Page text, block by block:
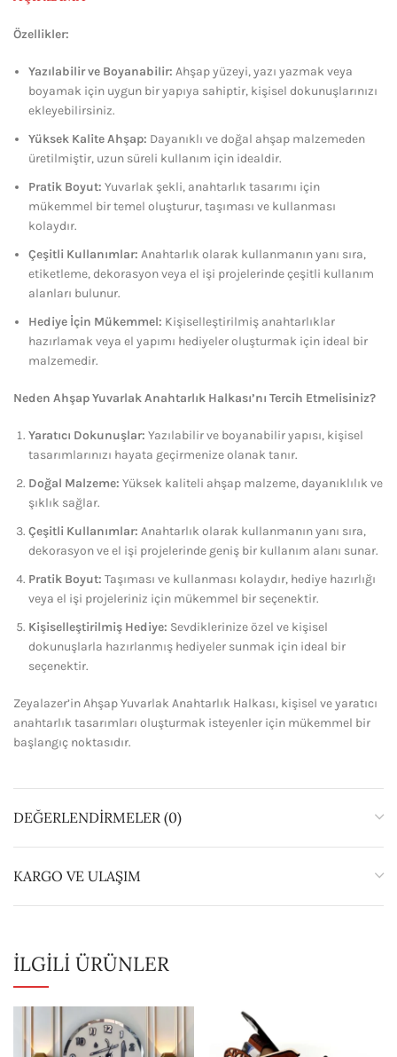
Özellikler:
Yazılabilir ve Boyanabilir: Ahşap yüzeyi, yazı yazmak veya
boyamak için uygun bir yapıya sahiptir, kişisel dokunuşlarınızı
ekleyebilirsiniz.
Yüksek Kalite Ahşap: Dayanıklı ve doğal ahşap malzemeden
üretilmiştir, uzun süreli kullanım için idealdir.
Pratik Boyut: Yuvarlak şekli, anahtarlık tasarımı için
mükemmel bir temel oluşturur, taşıması ve kullanması
kolaydır.
Çeşitli Kullanımlar: Anahtarlık olarak kullanmanın yanı sıra,
etiketleme, dekorasyon veya el işi projelerinde çeşitli kullanım
alanları bulunur.
Hediye İçin Mükemmel: Kişiselleştirilmiş anahtarlıklar
hazırlamak veya el yapımı hediyeler oluşturmak için ideal bir
malzemedir.
Neden Ahşap Yuvarlak Anahtarlık Halkası’nı Tercih Etmelisiniz?
Yaratıcı Dokunuşlar: Yazılabilir ve boyanabilir yapısı, kişisel
tasarımlarınızı hayata geçirmenize olanak tanır.
Doğal Malzeme: Yüksek kaliteli ahşap malzeme, dayanıklılık ve
şıklık sağlar.
Çeşitli Kullanımlar: Anahtarlık olarak kullanmanın yanı sıra,
dekorasyon ve el işi projelerinde geniş bir kullanım alanı sunar.
Pratik Boyut: Taşıması ve kullanması kolaydır, hediye hazırlığı
veya el işi projeleriniz için mükemmel bir seçenektir.
Kişiselleştirilmiş Hediye: Sevdiklerinize özel ve kişisel
dokunuşlarla hazırlanmış hediyeler sunmak için ideal bir
seçenektir.
Zeyalazer’in Ahşap Yuvarlak Anahtarlık Halkası, kişisel ve yaratıcı
anahtarlık tasarımları oluşturmak isteyenler için mükemmel bir
başlangıç noktasıdır.
DEĞERLENDIRMELER (0)
KARGO VE ULAŞIM
İLGILI ÜRÜNLER